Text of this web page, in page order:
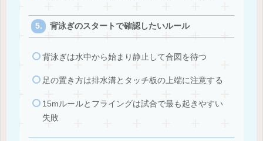
背泳ぎのスタートで確認したいルール
背泳ぎは水中から始まり静止して合図を待つ
足の置き方は排水溝とタッチ板の上端に注意する
15mルールとフライングは試合で最も起きやすい
失敗